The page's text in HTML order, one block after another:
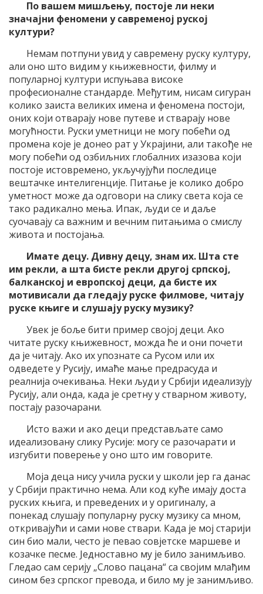
По вашем мишљењу, постоје ли неки
значајни феномени у савременој руској
култури?
Немам потпуни увид у савремену руску културу,
али оно што видим у књижевности, филму и
популарној култури испуњава високе
професионалне стандарде. Међутим, нисам сигуран
колико заиста великих имена и феномена постоји,
оних који отварају нове путеве и стварају нове
могућности. Руски уметници не могу побећи од
промена које је донео рат у Украјини, али такође не
могу побећи од озбиљних глобалних изазова који
постоје истовремено, укључујући последице
вештачке интелигенције. Питање је колико добро
уметност може да одговори на слику света која се
тако радикално мења. Ипак, људи се и даље
суочавају са важним и вечним питањима о смислу
живота и постојања.
Имате децу. Дивну децу, знам их. Шта сте
им рекли, а шта бисте рекли другој српској,
балканској и европској деци, да бисте их
мотивисали да гледају руске филмове, читају
руске књиге и слушају руску музику?
Увек је боље бити пример својој деци. Ако
читате руску књижевност, можда ће и они почети
да је читају. Ако их упознате са Русом или их
одведете у Русију, имаће мање предрасуда и
реалнија очекивања. Неки људи у Србији идеализују
Русију, али онда, када је сретну у стварном животу,
постају разочарани.
Исто важи и ако деци представљате само
идеализовану слику Русије: могу се разочарати и
изгубити поверење у оно што им говорите.
Моја деца нису учила руски у школи јер га данас
у Србији практично нема. Али код куће имају доста
руских књига, и преведених и у оригиналу, а
понекад слушају популарну руску музику са мном,
откривајући и сами нове ствари. Када је мој старији
син био мали, често је певао совјетске маршеве и
козачке песме. Једноставно му је било занимљиво.
Гледао сам серију „Слово пацана“ са својим млађим
сином без српског превода, и било му је занимљиво.